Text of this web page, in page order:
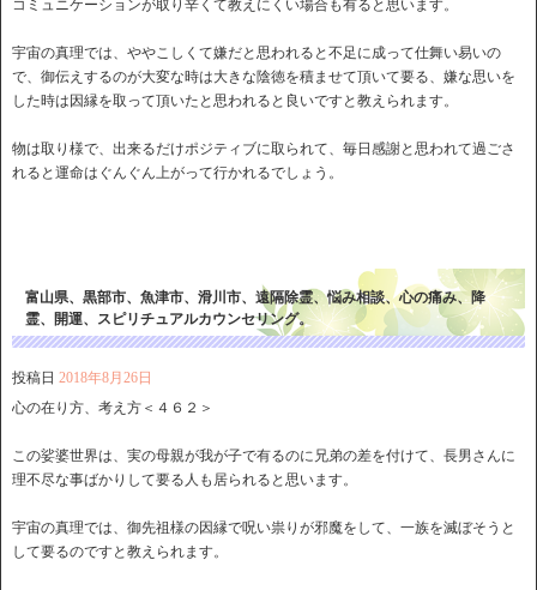
コミュニケーションが取り辛くて教えにくい場合も有ると思います。
宇宙の真理では、ややこしくて嫌だと思われると不足に成って仕舞い易いの
で、御伝えするのが大変な時は大きな陰徳を積ませて頂いて要る、嫌な思いを
した時は因縁を取って頂いたと思われると良いですと教えられます。
物は取り様で、出来るだけポジティブに取られて、毎日感謝と思われて過ごさ
れると運命はぐんぐん上がって行かれるでしょう。
富山県、黒部市、魚津市、滑川市、遠隔除霊、悩み相談、心の痛み、降
霊、開運、スピリチュアルカウンセリング。
投稿日 2018年8月26日
心の在り方、考え方＜４６２＞
この娑婆世界は、実の母親が我が子で有るのに兄弟の差を付けて、長男さんに
理不尽な事ばかりして要る人も居られると思います。
宇宙の真理では、御先祖様の因縁で呪い祟りが邪魔をして、一族を滅ぼそうと
して要るのですと教えられます。